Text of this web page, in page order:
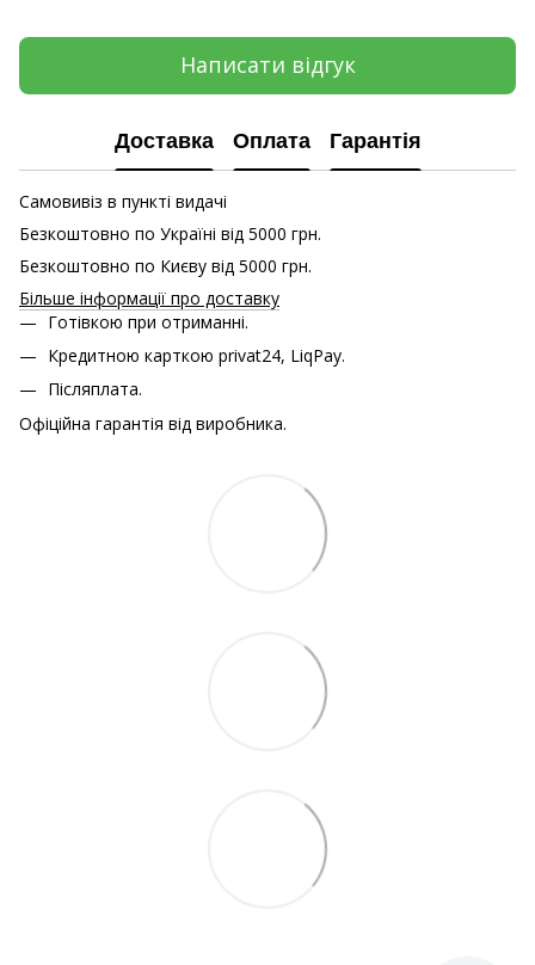
Написати відгук
Доставка Оплата Гарантія
Самовивіз в пункті видачі
Безкоштовно по Україні від 5000 грн.
Безкоштовно по Києву від 5000 грн.
Більше інформації про доставку
Готівкою при отриманні.
Кредитною карткою privat24, LiqPay.
Післяплата.
Офіційна гарантія від виробника.